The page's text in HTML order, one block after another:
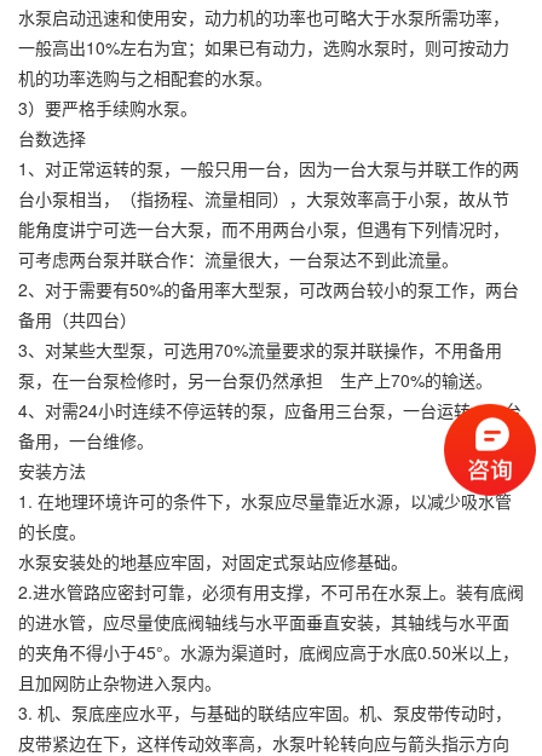
水泵启动迅速和使用安，动力机的功率也可略大于水泵所需功率，
一般高出10%左右为宜；如果已有动力，选购水泵时，则可按动力
机的功率选购与之相配套的水泵。
3）要严格手续购水泵。
台数选择
1、对正常运转的泵，一般只用一台，因为一台大泵与并联工作的两
台小泵相当，（指扬程、流量相同），大泵效率高于小泵，故从节
能角度讲宁可选一台大泵，而不用两台小泵，但遇有下列情况时，
可考虑两台泵并联合作：流量很大，一台泵达不到此流量。
2、对于需要有50%的备用率大型泵，可改两台较小的泵工作，两台
备用（共四台）
3、对某些大型泵，可选用70%流量要求的泵并联操作，不用备用
泵，在一台泵检修时，另一台泵仍然承担 生产上70%的输送。
4、对需24小时连续不停运转的泵，应备用三台泵，一台运转，一台
备用，一台维修。
安装方法
1. 在地理环境许可的条件下，水泵应尽量靠近水源，以减少吸水管
的长度。
水泵安装处的地基应牢固，对固定式泵站应修基础。
2.进水管路应密封可靠，必须有用支撑，不可吊在水泵上。装有底阀
的进水管，应尽量使底阀轴线与水平面垂直安装，其轴线与水平面
的夹角不得小于45°。水源为渠道时，底阀应高于水底0.50米以上，
且加网防止杂物进入泵内。
3. 机、泵底座应水平，与基础的联结应牢固。机、泵皮带传动时，
皮带紧边在下，这样传动效率高，水泵叶轮转向应与箭头指示方向